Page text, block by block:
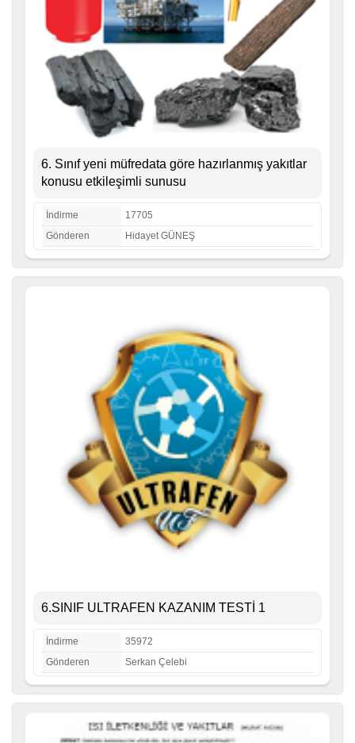
6. Sınıf yeni müfredata göre hazırlanmış yakıtlar
konusu etkileşimli sunusu
İndirme
17705
Gönderen
Hidayet GÜNEŞ
6.SINIF ULTRAFEN KAZANIM TESTİ 1
İndirme
35972
Gönderen
Serkan Çelebi